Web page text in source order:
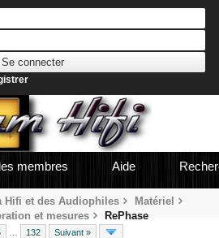
membres Aide
Hifi et des Audiophiles
Matériel
et mesures
RePhase
132 Suivant »